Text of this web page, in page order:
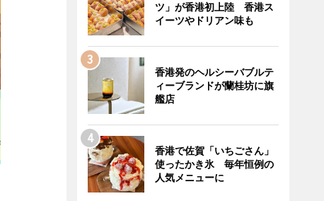
ツ」が香港初上陸 香港ス
イーツやドリアン味も
香港発のヘルシーバブルテ
ィーブランドが蘭桂坊に旗
艦店
香港で佐賀「いちごさん」
使ったかき氷 毎年恒例の
人気メニューに